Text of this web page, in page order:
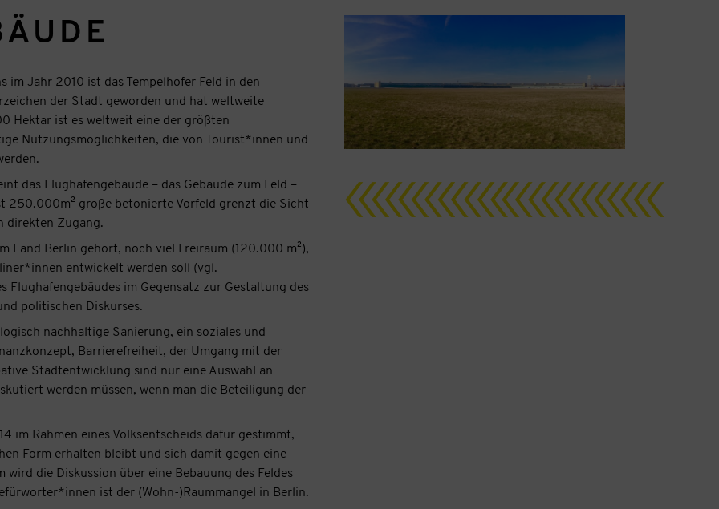
Jahr 2010 ist das Tempelhofer Feld in den
der Stadt geworden und hat weltweite
Hektar ist es weltweit eine der größten
Nutzungsmöglichkeiten, die von Tourist*innen und
das Flughafengebäude – das Gebäude zum Feld –
250.000m² große betonierte Vorfeld grenzt die Sicht
direkten Zugang.
Land Berlin gehört, noch viel Freiraum (120.000 m²),
entwickelt werden soll (vgl.
Flughafengebäudes im Gegensatz zur Gestaltung des
politischen Diskurses.
nachhaltige Sanierung, ein soziales und
Barrierefreiheit, der Umgang mit der
Stadtentwicklung sind nur eine Auswahl an
werden müssen, wenn man die Beteiligung der
im Rahmen eines Volksentscheids dafür gestimmt,
Form erhalten bleibt und sich damit gegen eine
die Diskussion über eine Bebauung des Feldes
ist der (Wohn-)Raummangel in Berlin.